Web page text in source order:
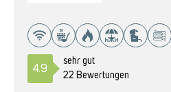
4.9
sehr gut
22 Bewertungen